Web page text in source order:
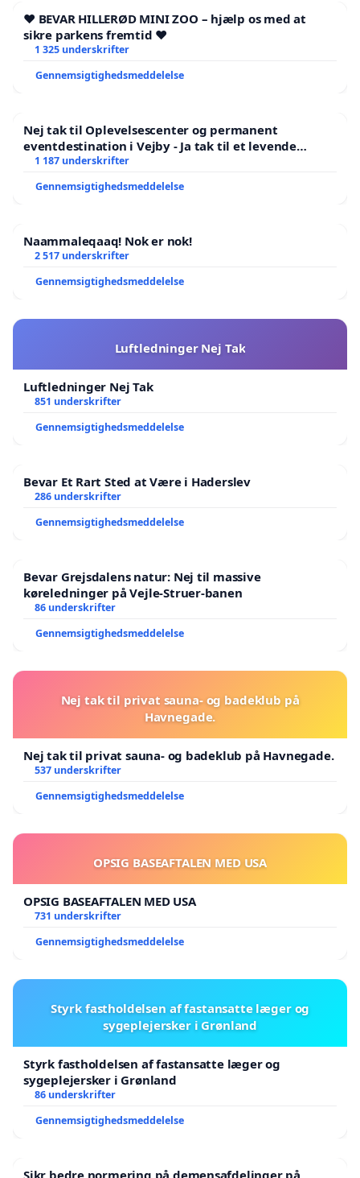
❤️ BEVAR HILLERØD MINI ZOO – hjælp os med at
sikre parkens fremtid ❤️
1 325 underskrifter
Gennemsigtighedsmeddelelse
Nej tak til Oplevelsescenter og permanent
eventdestination i Vejby - Ja tak til et levende
lokalområde i balance
1 187 underskrifter
Gennemsigtighedsmeddelelse
Naammaleqaaq! Nok er nok!
2 517 underskrifter
Gennemsigtighedsmeddelelse
Luftledninger Nej Tak
Luftledninger Nej Tak
851 underskrifter
Gennemsigtighedsmeddelelse
Bevar Et Rart Sted at Være i Haderslev
286 underskrifter
Gennemsigtighedsmeddelelse
Bevar Grejsdalens natur: Nej til massive
køreledninger på Vejle-Struer-banen
86 underskrifter
Gennemsigtighedsmeddelelse
Nej tak til privat sauna- og badeklub på
Havnegade.
Nej tak til privat sauna- og badeklub på Havnegade.
537 underskrifter
Gennemsigtighedsmeddelelse
OPSIG BASEAFTALEN MED USA
OPSIG BASEAFTALEN MED USA
731 underskrifter
Gennemsigtighedsmeddelelse
Styrk fastholdelsen af fastansatte læger og
sygeplejersker i Grønland
Styrk fastholdelsen af fastansatte læger og
sygeplejersker i Grønland
86 underskrifter
Gennemsigtighedsmeddelelse